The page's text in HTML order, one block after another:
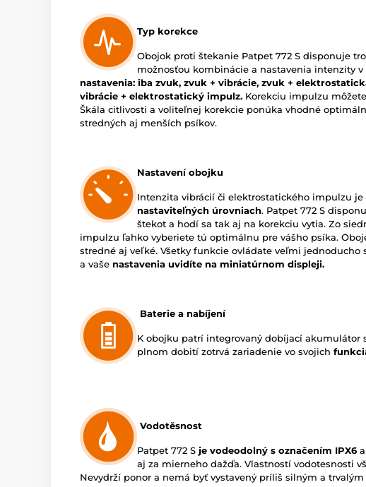
Typ korekce
Obojok proti štekanie Patpet 772 S disponuje
možnosťou kombinácie a nastavenia intenzity
nastavenia: iba zvuk, zvuk + vibrácie, zvuk +
vibrácie + elektrostatický impulz. Korekciu impulzu
Škála citlivosti a voliteľnej korekcie ponúka vhodné
stredných aj menších psíkov.
Nastavení obojku
Intenzita vibrácií či elektrostatického impulzu je
nastaviteľných úrovniach. Patpet 772 S
štekot a hodí sa tak aj na korekciu vytia. Zo
impulzu ľahko vyberiete tú optimálnu pre vášho psíka.
stredné aj veľké. Všetky funkcie ovládate veľmi
a vaše nastavenia uvidíte na miniatúrnom displeji.
Baterie a nabíjení
K obojku patrí integrovaný dobíjací akumulátor
plnom dobití zotrvá zariadenie vo svojich
Vodotěsnost
Patpet 772 S je vodeodolný s označením IPX6
aj za mierneho dažďa. Vlastností vodotesnosti
Nevydrží ponor a nemá byť vystavený príliš silným a